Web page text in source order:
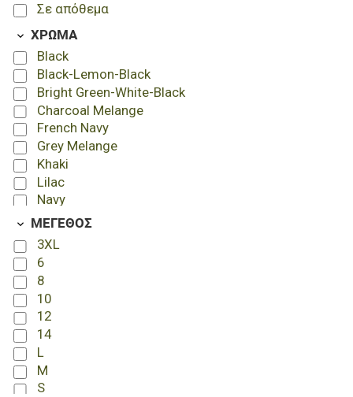
Σε απόθεμα
ΧΡΩΜΑ
Black
Black-Lemon-Black
Bright Green-White-Black
Charcoal Melange
French Navy
Grey Melange
Khaki
Lilac
Navy
Off White
Royal Blue-Lemon-Navy
Royal Blue-White-Navy
White
ΜΕΓΕΘΟΣ
3XL
6
8
10
12
14
L
M
S